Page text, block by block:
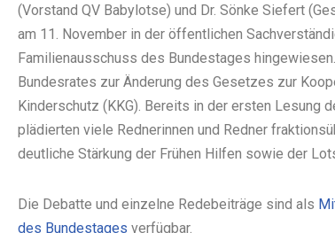
(Vorstand QV Babylotse) und Dr. Sönke Siefert
am 11. November in der öffentlichen
Familienausschuss des Bundestages
Bundesrates zur Änderung des Gesetzes zur
Kinderschutz (KKG). Bereits in der ersten Lesung
plädierten viele Rednerinnen und Redner
deutliche Stärkung der Frühen Hilfen sowie der
Die Debatte und einzelne Redebeiträge sind als
des Bundestages verfügbar.